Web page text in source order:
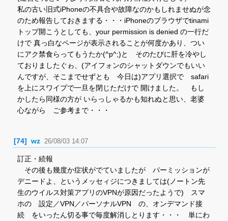
私の古い旧式iPhoneの不具合や故障なのかもしれませぬが念
のため報告しておきまする・・・iPhoneのブラウザでtinami
トップ開こうとしても、your permission is denied の一行だ
けで 真っ白なページが表示されることが何度かあり、つい
にアク禁食らってもうたか(^p^;)と そのたびに肝を冷やし
ておりましたぐゎ、(アイフォンのシャットダウンでもいい
んですが、そこまでせずとも 今日は)アプリ選択で safari
を上にスワイプで一旦を閉じただけで 開けました。 もし
かしたら同様の方が いらっしゃるかも知れぬと思い、老婆
心ながら ご参考まで・・・
[74] wz 26/08/03 14:07
訂正・続報
その後も幾度か症状がでていましたが パーミッションが
デニードよ、というメッセィジにつきましては(ノートン先
生のウイルス対策アプリのVPNが原因だったようで) スマ
ホの 設定／VPN／パーソナルVPN の、オンデマンド接
続 をいったん切る事で毎度解消しとります・・・ 単にわ